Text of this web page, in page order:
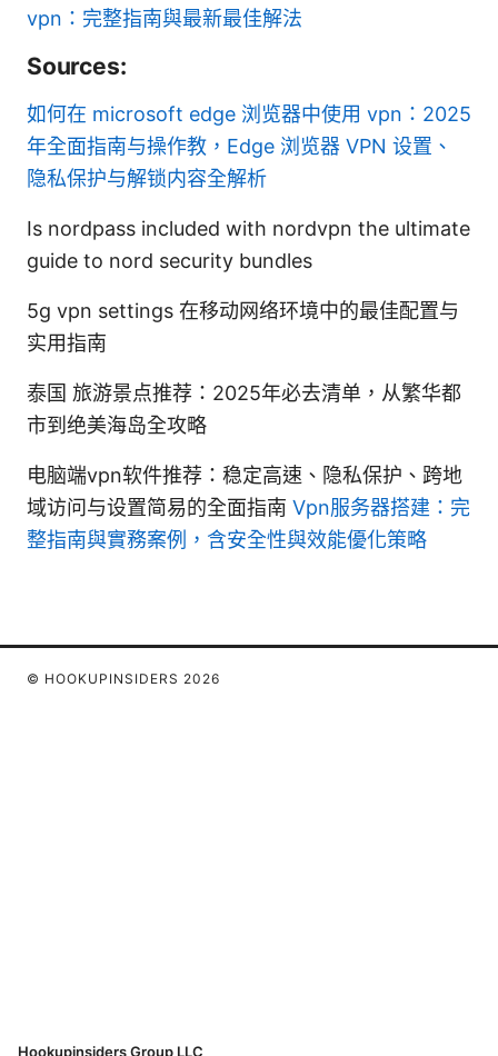
vpn：完整指南與最新最佳解法
Sources:
如何在 microsoft edge 浏览器中使用 vpn：2025
年全面指南与操作教，Edge 浏览器 VPN 设置、
隐私保护与解锁内容全解析
Is nordpass included with nordvpn the ultimate
guide to nord security bundles
5g vpn settings 在移动网络环境中的最佳配置与
实用指南
泰国 旅游景点推荐：2025年必去清单，从繁华都
市到绝美海岛全攻略
电脑端vpn软件推荐：稳定高速、隐私保护、跨地
域访问与设置简易的全面指南 Vpn服务器搭建：完
整指南與實務案例，含安全性與效能優化策略
© HOOKUPINSIDERS 2026
Hookupinsiders Group LLC